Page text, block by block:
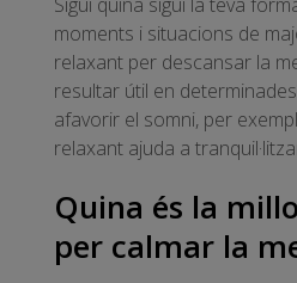
moments i situacions de
relaxant per descansar la
resultar útil en
afavorir el somni, per
relaxant ajuda a
Quina és la
per calmar la